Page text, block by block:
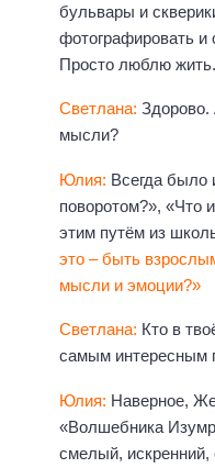
бульвары и
фотографировать и
Просто люблю жить.
Светлана: Здорово.
мысли?
Юлия: Всегда было
поворотом?», «Что
этим путём из
это – быть
мысли и эмоции?»
Светлана: Кто в
самым интересным
Юлия: Наверное,
«Волшебника
смелый, искренний,